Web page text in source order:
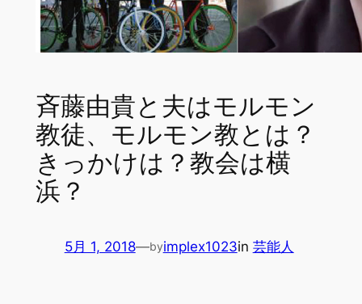
斉藤由貴と夫はモルモン
教徒、モルモン教とは？
きっかけは？教会は横
浜？
5月 1, 2018—byimplex1023in 芸能人